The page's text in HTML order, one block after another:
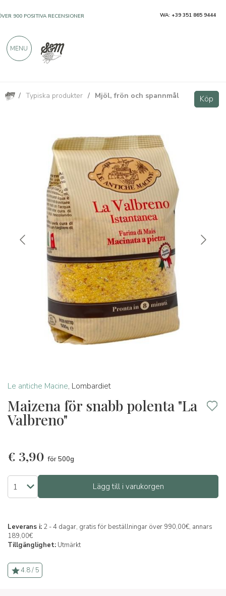
/ Typiska produkter / Mjöl, frön och spannmål Köp
Le antiche Macine, Lombardiet
Maizena för snabb polenta "La
Valbreno"
€ 3,90 för 500g
Lägg till i varukorgen
Leverans i: 2 - 4 dagar, gratis för beställningar över 990,00€, annars
189,00€
Tillgänglighet: Utmärkt
4.8 / 5
Maizena för snabb polenta "La Valbreno" Köp
900 POSITIVA RECENSIONER WA: +39 351 865 9444
MENU